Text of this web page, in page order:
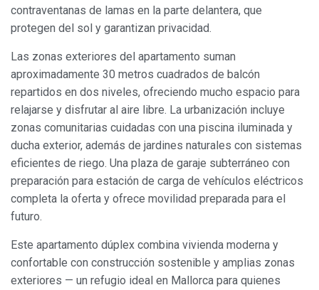
contraventanas de lamas en la parte delantera, que
protegen del sol y garantizan privacidad.
Las zonas exteriores del apartamento suman
aproximadamente 30 metros cuadrados de balcón
repartidos en dos niveles, ofreciendo mucho espacio para
relajarse y disfrutar al aire libre. La urbanización incluye
zonas comunitarias cuidadas con una piscina iluminada y
ducha exterior, además de jardines naturales con sistemas
eficientes de riego. Una plaza de garaje subterráneo con
preparación para estación de carga de vehículos eléctricos
completa la oferta y ofrece movilidad preparada para el
futuro.
Este apartamento dúplex combina vivienda moderna y
confortable con construcción sostenible y amplias zonas
exteriores — un refugio ideal en Mallorca para quienes